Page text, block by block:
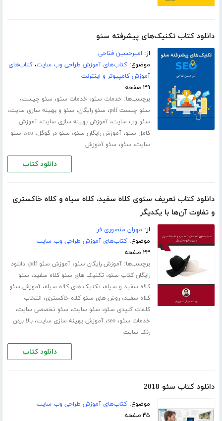
دانلود کتاب تکنیک‌های پیشرفته سئو
از: امیرحسین فتاحی
موضوع:کتاب‌های آموزش طراحی وب سایت،کتاب‌های
آموزش کامپیوتر و اینترنت
۳۹ صفحه
برچسب‌ها: خدمات سئو، خدمات سئو، سئو چیست،
سئو چیست pdf ، سئو رایگان، سئو و بهینه سازی سایت،
سئو وب سایت،آموزش بهینه سازی سایت،آموزش
کامل سئو،آموزش رایگان سئو، سئو در گوگل،seo، سئو
سایت، سئو، سئو آموزش
دانلود کتاب
دانلود کتاب تعریف سئوی کلاه سفید، کلاه سیاه و کلاه خاکستری
و تفاوت آن‌ها با یکدیگر
از: مهران منصوری فر
موضوع:کتاب‌های آموزش طراحی وب سایت
۲۳ صفحه
برچسب‌ها:آموزش رایگان سئو،آموزش سئو pdf ،دانلود
رایگان کتاب سئو، تکنیک های سئو کلاه سفید، سئو
کلاه سفید و سیاه، تکنیک های کلاه سیاه،آموزش سئو
کلاه سفید،روش های سئو کلاه خاکستری، انتخاب
کلمات کلیدی سئو، سئو سایت، سئو تخصصی سایت،
خدمات سئو،seo،آموزش بهینه سازی سایت،بالا بردن
رنک سایت
دانلود کتاب
دانلود کتاب سئو 2018
موضوع:کتاب‌های آموزش طراحی وب سایت
۴۵ صفحه